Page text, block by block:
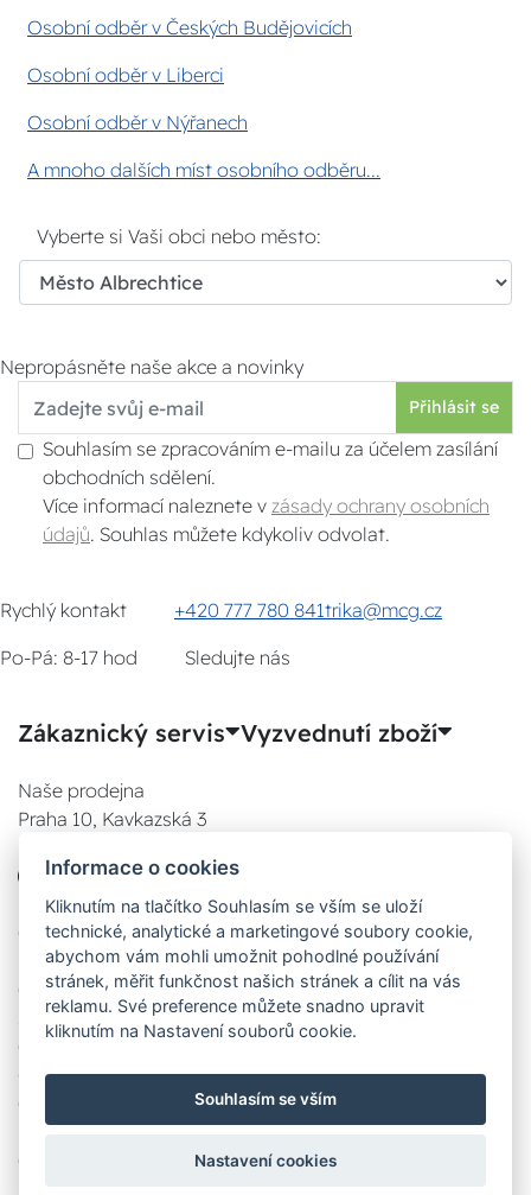
Osobní odběr v Českých Budějovicích
Osobní odběr v Liberci
Osobní odběr v Nýřanech
A mnoho dalších míst osobního odběru...
Vyberte si Vaši obci nebo město:
Nepropásněte naše akce a novinky
Přihlásit se
Souhlasím se zpracováním e-mailu za účelem zasílání
obchodních sdělení.
Více informací naleznete v zásady ochrany osobních
údajů . Souhlas můžete kdykoliv odvolat.
Rychlý kontakt +420 777 780 841trika@mcg.cz
Po-Pá: 8-17 hod
Sledujte nás
Zákaznický servis Vyzvednutí zboží
Naše prodejna
Praha 10, Kavkazská 3
777 780 841
08:00 - 17:00
08:00 - 17:00
08:00 - 17:00
Čt:
08:00 - 17:00
08:00 - 17:00
Informace o cookies
Kliknutím na tlačítko Souhlasím se vším se uloží
technické, analytické a marketingové soubory cookie,
abychom vám mohli umožnit pohodlné používání
stránek, měřit funkčnost našich stránek a cílit na vás
reklamu. Své preference můžete snadno upravit
kliknutím na Nastavení souborů cookie.
Souhlasím se vším
Nastavení cookies